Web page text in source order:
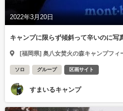
2022年3月20日
キャンプに限らず傾斜って辛いのに写
[福岡県] 奥八女焚火の森キャンプフィ
ソロ グループ 区画サイト
すまいるキャンプ